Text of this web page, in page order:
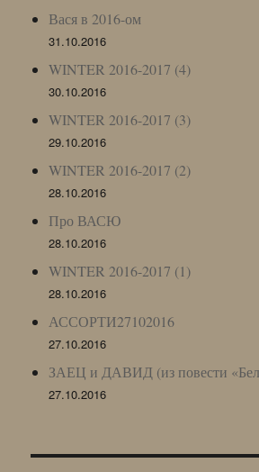
Вася в 2016-ом
31.10.2016
WINTER 2016-2017 (4)
30.10.2016
WINTER 2016-2017 (3)
29.10.2016
WINTER 2016-2017 (2)
28.10.2016
Про ВАСЮ
28.10.2016
WINTER 2016-2017 (1)
28.10.2016
АССОРТИ27102016
27.10.2016
ЗАЕЦ и ДАВИД (из повести
27.10.2016